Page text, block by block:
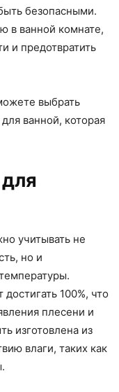
безопасными.
в ванной комнате,
и предотвратить
выбрать
ванной, которая
учитывать не
но и
100%, что
плесени и
изготовлена из
влаги, таких как